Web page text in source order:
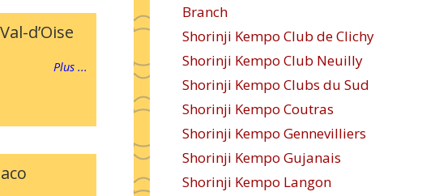
d’Oise
Plus ...
Branch
Shorinji Kempo Club de Clichy
Shorinji Kempo Club Neuilly
Shorinji Kempo Clubs du Sud
Shorinji Kempo Coutras
Shorinji Kempo Gennevilliers
Shorinji Kempo Gujanais
Shorinji Kempo Langon